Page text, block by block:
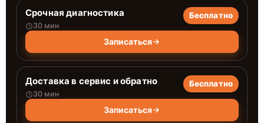
Срочная диагностика
30 мин
Бесплатно
Записаться
Доставка в сервис и обратно
30 мин
Бесплатно
Записаться